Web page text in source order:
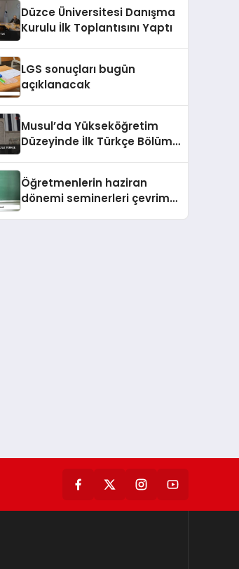
Düzce Üniversitesi Danışma
Kurulu İlk Toplantısını Yaptı
LGS sonuçları bugün
açıklanacak
Musul’da Yükseköğretim
Düzeyinde İlk Türkçe Bölümü
Öğretmenlerin haziran
dönemi seminerleri çevrim